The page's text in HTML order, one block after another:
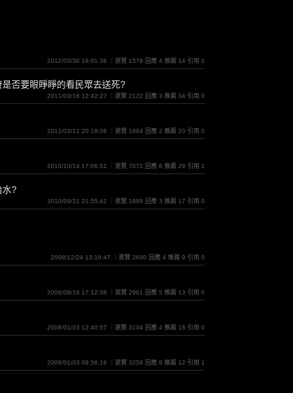
2012/03/30 16:01:36 ｜瀏覽 1578 回應 4 推薦 14 引用 0
否要眼睜睜的看民眾去送死?
2011/03/16 12:42:27 ｜瀏覽 2122 回應 3 推薦 34 引用 0
2011/03/11 20:18:06 ｜瀏覽 1884 回應 2 推薦 20 引用 0
2010/10/14 17:06:51 ｜瀏覽 7072 回應 6 推薦 29 引用 1
水?
2010/09/21 21:55:42 ｜瀏覽 1889 回應 3 推薦 17 引用 0
2008/12/24 13:16:47 ｜瀏覽 2690 回應 4 推薦 9 引用 0
2008/09/16 17:12:08 ｜瀏覽 2961 回應 5 推薦 13 引用 0
2008/01/03 12:40:57 ｜瀏覽 3104 回應 4 推薦 18 引用 0
2008/01/03 09:56:16 ｜瀏覽 3258 回應 9 推薦 12 引用 1